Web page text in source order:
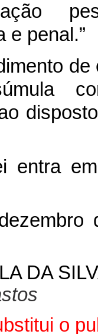
e penal.”
entra
DA
o